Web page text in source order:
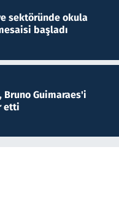
sektöründe okula
başladı
Bruno Guimaraes'i
etti